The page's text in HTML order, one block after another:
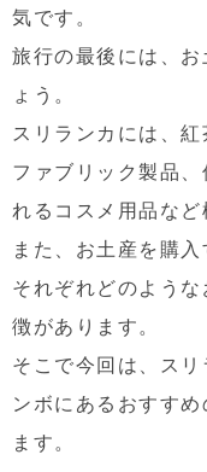
気です。
旅行の最後には、
ょう。
スリランカには、
ファブリック製品
れるコスメ用品など
また、お土産を購
それぞれどのよう
徴があります。
そこで今回は、ス
ンボにあるおすす
ます。